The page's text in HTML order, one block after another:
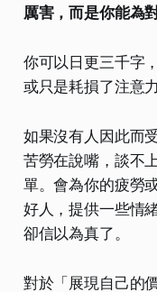
厲害，而是你能為
你可以日更三千字
或只是耗損了注意
如果沒有人因此而
苦勞在說嘴，談不
單。會為你的疲勞
好人，提供一些情
卻信以為真了。
對於「展現自己的